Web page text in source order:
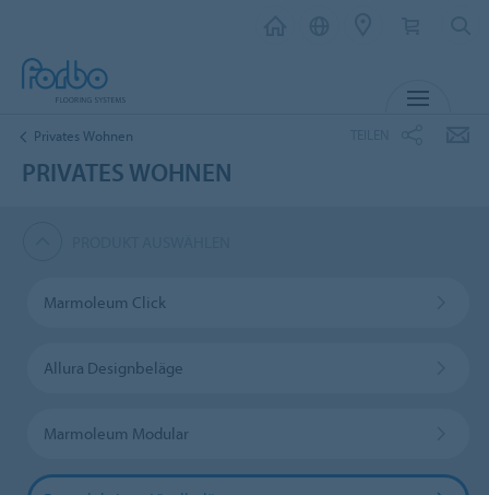
Privates Wohnen
PRIVATES WOHNEN
Marmoleum Click
Allura Designbeläge
Marmoleum Modular